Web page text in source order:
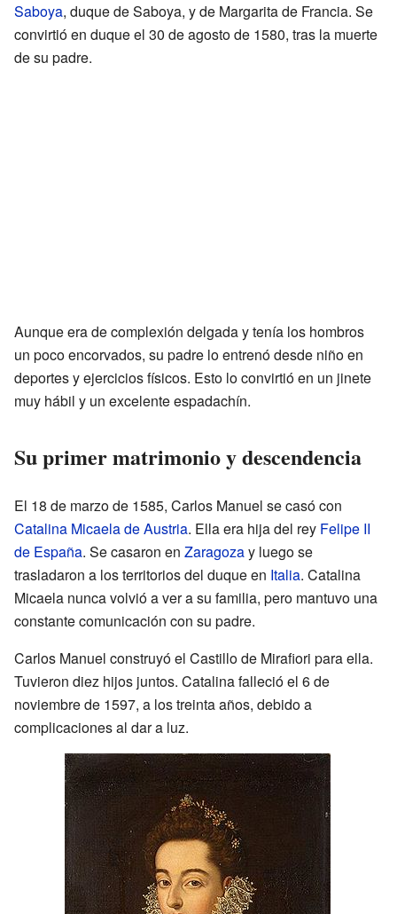
Saboya, duque de Saboya, y de Margarita de Francia. Se
convirtió en duque el 30 de agosto de 1580, tras la muerte
de su padre.
Aunque era de complexión delgada y tenía los hombros
un poco encorvados, su padre lo entrenó desde niño en
deportes y ejercicios físicos. Esto lo convirtió en un jinete
muy hábil y un excelente espadachín.
Su primer matrimonio y descendencia
El 18 de marzo de 1585, Carlos Manuel se casó con
Catalina Micaela de Austria. Ella era hija del rey Felipe II
de España. Se casaron en Zaragozay luego se
trasladaron a los territorios del duque en Italia. Catalina
Micaela nunca volvió a ver a su familia, pero mantuvo una
constante comunicación con su padre.
Carlos Manuel construyó el Castillo de Mirafiori para ella.
Tuvieron diez hijos juntos. Catalina falleció el 6 de
noviembre de 1597, a los treinta años, debido a
complicaciones al dar a luz.